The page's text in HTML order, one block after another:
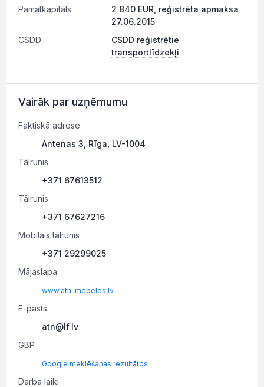
Pamatkapitāls
2 840 EUR, reģistrēta apmaksa
27.06.2015
CSDD
CSDD reģistrētie
transportlīdzekļi
Vairāk par uzņēmumu
Faktiskā adrese
Antenas 3, Rīga, LV-1004
Tālrunis
+371 67613512
Tālrunis
+371 67627216
Mobilais tālrunis
+371 29299025
Mājaslapa
www.atn-mebeles.lv
E-pasts
atn@lf.lv
GBP
Google meklēšanas rezultātos
Darba laiki